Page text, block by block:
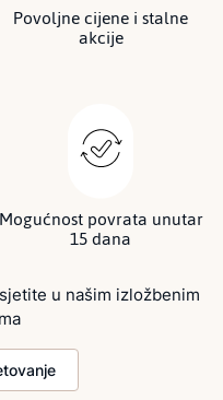
Povoljne cijene i stalne
akcije
Mogućnost povrata unutar
15 dana
u našim izložbenim